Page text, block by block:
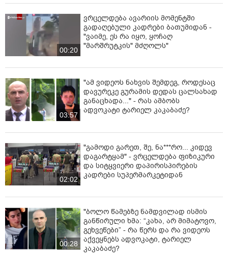
00:20
ვრცელდება ავარიის მომენტში
გადაღებული კადრები ბათუმიდან -
"ვაიმე, ეს რა იყო, ყოჩაღ
"მარშრუტკის" მძღოლს"
03:57
"ამ ვიდეოს ნახვის შემდეგ, როდესაც
დავურეკე გურამის დედას ცალსახად
განაცხადა..." - რას ამბობს
ადვოკატი ტარიელ კაკაბაძე?
02:02
"გამოდი გარეთ, შე, ნა***რო... კიდევ
დაგარტყამ" - ვრცელდება ფიზიკური
და სიტყვიერი დაპირისპირების
კადრები სუპერმარკეტიდან
00:28
"ბოლო წამებზე ნამდვილად ისმის
განწირული ხმა: “კახა, არ მიმატოვო,
გეხვეწები” - რა წერს და რა ვიდეოს
აქვეყნებს ადვოკატი, ტარიელ
კაკაბაძე?